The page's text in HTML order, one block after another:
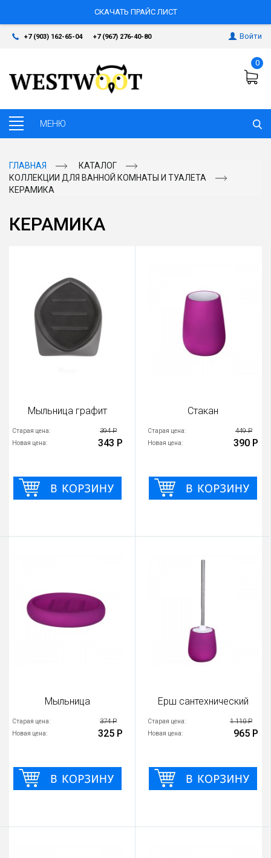
СКАЧАТЬ ПРАЙС ЛИСТ
+7 (903) 162-65-04 +7 (967) 276-40-80 Войти
0
ГЛАВНАЯ
КАТАЛОГ
КОЛЛЕКЦИИ ДЛЯ ВАННОЙ КОМНАТЫ И ТУАЛЕТА
КЕРАМИКА
КЕРАМИКА
Мыльница графит
Старая цена: 394 Р
Новая цена: 343 Р
Стакан
Старая цена: 449 Р
Новая цена: 390 Р
Мыльница
Старая цена: 374 Р
Новая цена: 325 Р
Ерш сантехнический
Старая цена: 1 110 Р
Новая цена: 965 Р